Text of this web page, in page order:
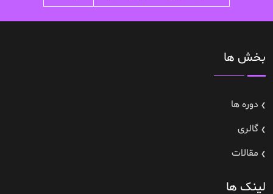
بخش ها
دوره ها
گالری
مقالات
لینک ها